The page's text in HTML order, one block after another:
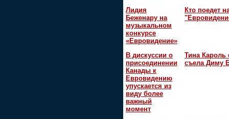
Лидия
Беженару на
музыкальном
конкурсе
«Евровидение»
Кто поедет
В дискуссии о
присоединении
Канады к
Евровидению
упускается из
виду более
важный
момент
Тина Кароль
съела Диму